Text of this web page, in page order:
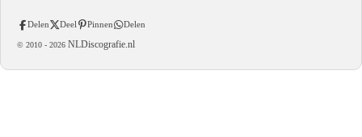
Delen Deel Pinnen Delen
© 2010 - 2026 NLDiscografie.nl